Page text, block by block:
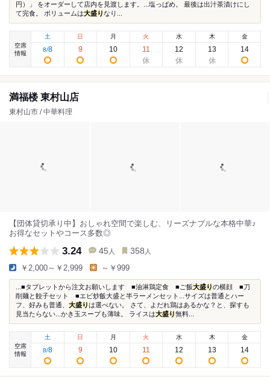
円）」 をオーダーして店内を見渡します。...塩っぱめ。 最後は出汁茶漬けにし
て完食。 ボリュームは大盛りなり...
空席
情報
土
8/8
日
9
月
10
火
11
水
12
木
13
金
14
満福楼 東村山店
東村山市 / 中華料理
【団体貸切承り中】おしゃれ空間で楽しむ、リーズナブルな本格中華♪
お得なセットやコース多数◎
3.24 45 人 358 人
￥2,000～￥2,999 ～￥999
...■タブレットから注文お願いします ■油淋鶏定食 ■ご飯大盛りの横顔 ■刀
削麺と餃子セット ■エビ炒飯大盛と半ラーメンセット...サイズは普通とハー
フ、好みも普通、 大盛りは選べない。 さて、よだれ鶏はあるかな？と、探すも
見当たらない...かき玉スープも薄味。 ライスは大盛り無料...
空席
情報
土
8/8
日
9
月
10
火
11
水
12
木
13
金
14